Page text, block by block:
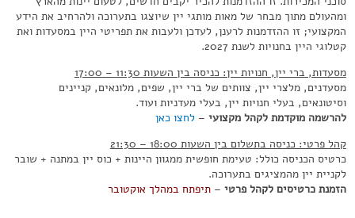
ומהעולם מתוך מבחר של מאות מותגי יין שיוצגו בתערוכה ולהרחיב את הידע
המקצועי; זו ההזדמנות לרענן, לעדכן ולעבות את תפריטי היין במסעדות ואת
קטלוגי היין בחנויות לשנת 2027.
מסעדות, ברי יין, חנויות יין: כניסה בין השעות 11:30 – 17:00
מסעדנים, מלצרי יין, צוותים של ברי יין, שפים, מלונאים, קניינים
וסיטונאים, בעלי חנויות יין, בעלי מעדניות ועוד.
להרשמה מוקדמת לקהל מקצועי –לחצו כאן
קהל פרטי: כניסה בתשלום בין השעות 18:00 – 21:30
כרטיס הכניסה כולל: טעימת חופשית ממגוון היינות + כוס יין במתנה + שובר
לקניית יין מהמציגים בתערוכה.
הזמנת כרטיסים לקהל פרטי –תיפתח במהלך אוקטובר